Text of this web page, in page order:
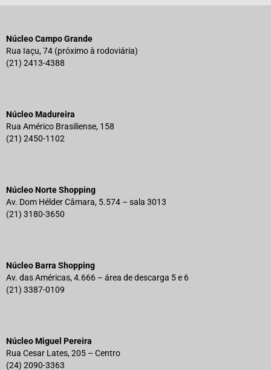
Núcleo Campo Grande
Rua Iaçu, 74 (próximo à rodoviária)
(21) 2413-4388
Núcleo Madureira
Rua Américo Brasiliense, 158
(21) 2450-1102
Núcleo Norte Shopping
Av. Dom Hélder Câmara, 5.574 – sala 3013
(21) 3180-3650
Núcleo Barra Shopping
Av. das Américas, 4.666 – área de descarga 5 e 6
(21) 3387-0109
Núcleo Miguel Pereira
Rua Cesar Lates, 205 – Centro
(24) 2090-3363